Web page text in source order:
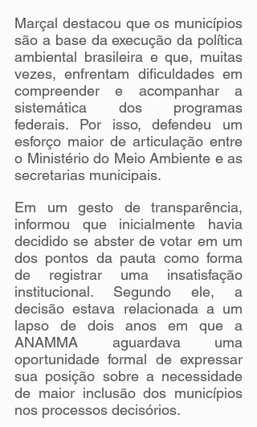
Marçal destacou que os municípios
são a base da execução da política
ambiental brasileira e que, muitas
vezes, enfrentam dificuldades em
compreender e acompanhar a
sistemática dos programas
federais. Por isso, defendeu um
esforço maior de articulação entre
o Ministério do Meio Ambiente e as
secretarias municipais.
Em um gesto de transparência,
informou que inicialmente havia
decidido se abster de votar em um
dos pontos da pauta como forma
de registrar uma insatisfação
institucional. Segundo ele, a
decisão estava relacionada a um
lapso de dois anos em que a
ANAMMA aguardava uma
oportunidade formal de expressar
sua posição sobre a necessidade
de maior inclusão dos municípios
nos processos decisórios.